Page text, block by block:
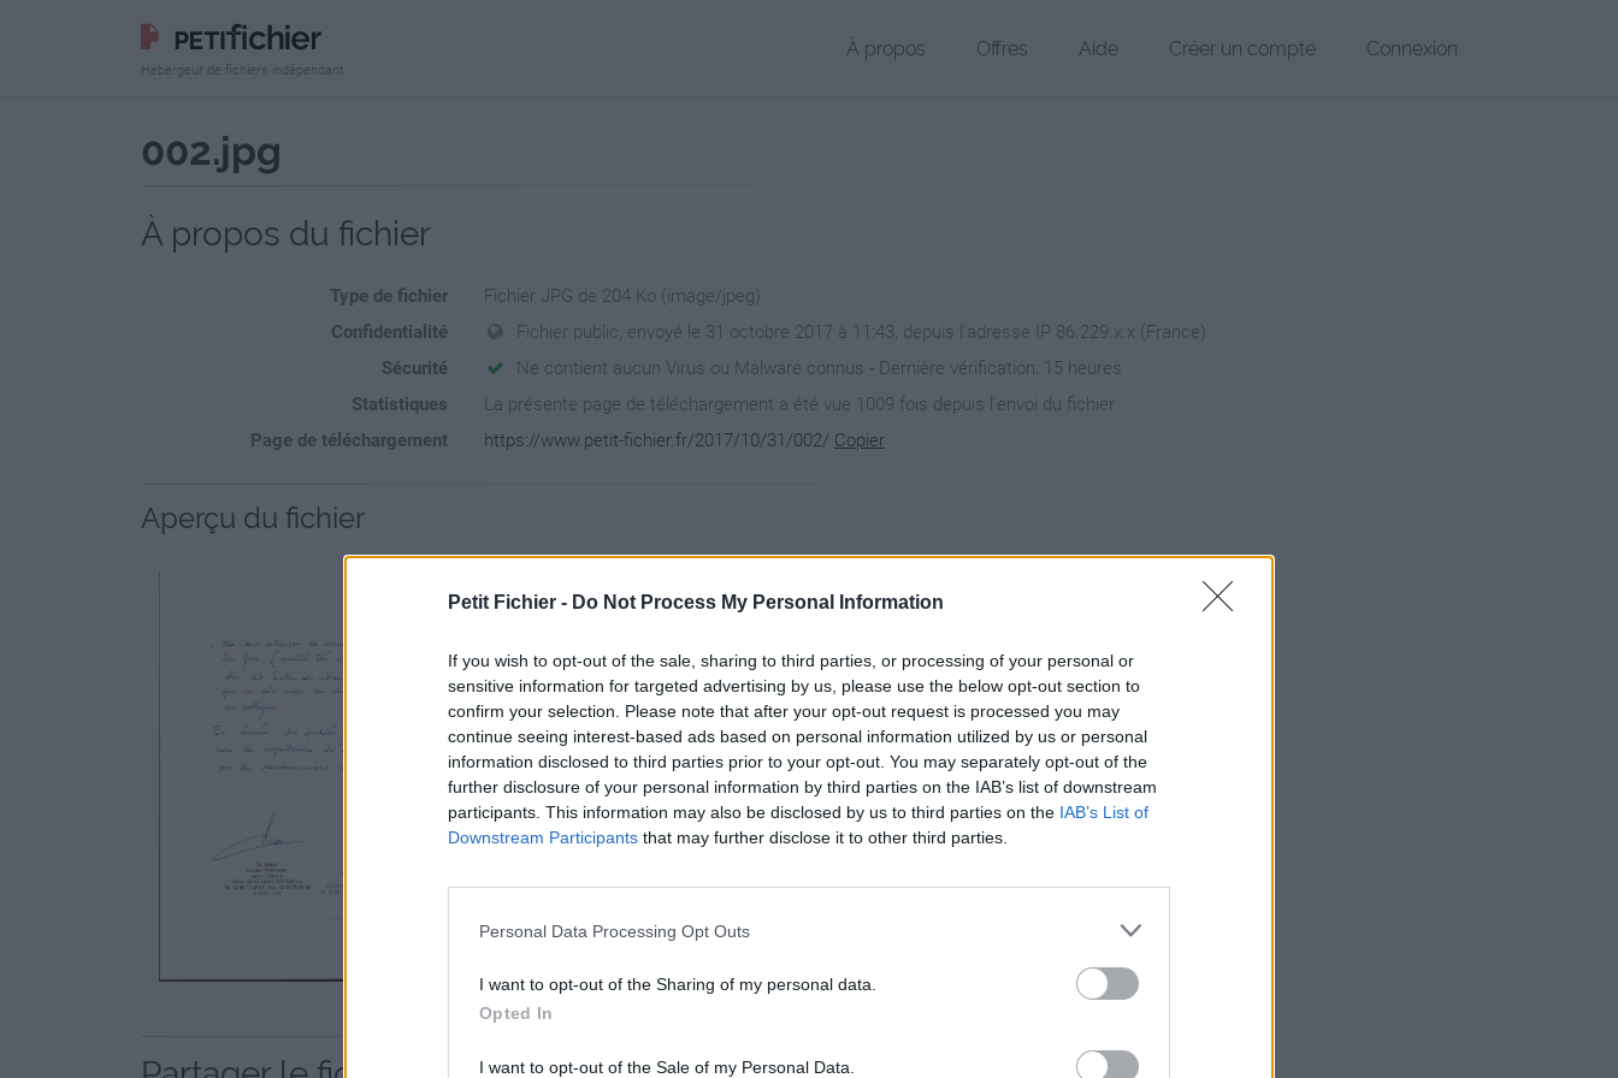
Petit Fichier - Do Not Process My Personal Information
If you wish to opt-out of the sale, sharing to third parties, or processing of your personal or
sensitive information for targeted advertising by us, please use the below opt-out section to
confirm your selection. Please note that after your opt-out request is processed you may
continue seeing interest-based ads based on personal information utilized by us or personal
information disclosed to third parties prior to your opt-out. You may separately opt-out of the
further disclosure of your personal information by third parties on the IAB’s list of downstream
participants. This information may also be disclosed by us to third parties on the IAB’s List of
Downstream Participants that may further disclose it to other third parties.
Personal Data Processing Opt Outs
I want to opt-out of the Sharing of my personal data.
Opted In
I want to opt-out of the Sale of my Personal Data.
Hébergeur de fichiers indépendant
À propos Offres Aide Créer un compte Connexion
002.jpg
À propos du fichier
Type de fichier
Fichier JPG de 204 Ko (image/jpeg)
Confidentialité
Fichier public, envoyé le 31 octobre 2017 à 11:43, depuis l'adresse IP 86.229.x.x (France)
Sécurité
Ne contient aucun Virus ou Malware connus - Dernière vérification: 15 heures
Statistiques
La présente page de téléchargement a été vue 1009 fois depuis l'envoi du fichier
Page de téléchargement
https://www.petit-fichier.fr/2017/10/31/002/ Copier
Aperçu du fichier